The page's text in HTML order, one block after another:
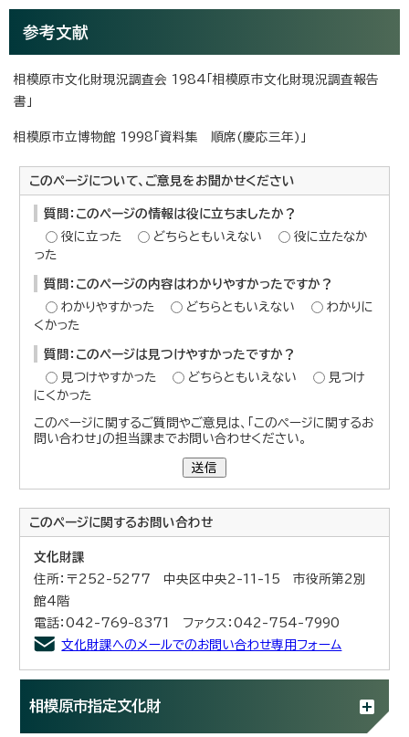
参考文献
相模原市文化財現況調査会 1984「相模原市文化財現況調査報告
書」
相模原市立博物館 1998「資料集 順席(慶応三年)」
このページについて、ご意見をお聞かせください
質問：このページの情報は役に立ちましたか？
役に立った
どちらともいえない
役に立たなか
った
質問：このページの内容はわかりやすかったですか？
わかりやすかった
どちらともいえない
わかりに
くかった
質問：このページは見つけやすかったですか？
見つけやすかった
どちらともいえない
見つけ
にくかった
このページに関するご質問やご意見は、「このページに関するお
問い合わせ」の担当課までお問い合わせください。
送信
このページに関するお問い合わせ
文化財課
住所：〒252-5277 中央区中央2-11-15 市役所第2別
館4階
電話：042-769-8371 ファクス：042-754-7990
文化財課へのメールでのお問い合わせ専用フォーム
相模原市指定文化財